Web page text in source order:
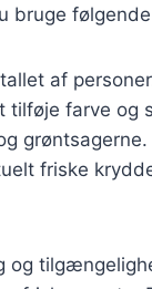
bruge
af
tilføje farve og
grøntsagerne.
friske
og